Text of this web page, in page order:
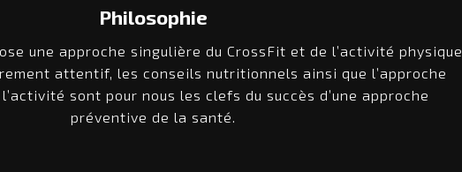
Philosophie
une approche singulière du CrossFit et de l’activité physique
attentif, les conseils nutritionnels ainsi que l’approche
sont pour nous les clefs du succès d’une approche
préventive de la santé.